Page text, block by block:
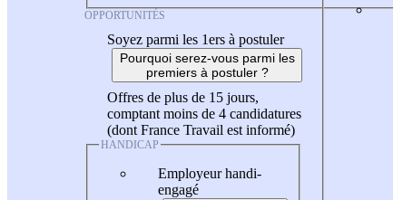
OPPORTUNITÉS
Soyez parmi les 1ers à postuler
Pourquoi serez-vous parmi les
premiers à postuler ?
Offres de plus de 15 jours,
comptant moins de 4 candidatures
(dont France Travail est informé)
HANDICAP
Employeur handi-
engagé